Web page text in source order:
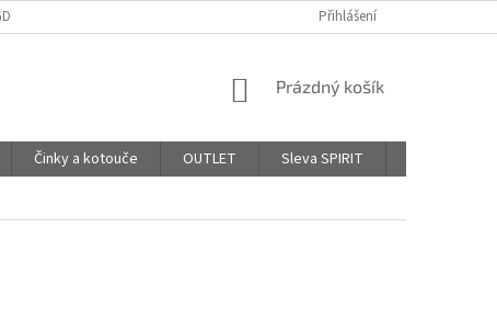
- PODMÍNKY OCHRANY OSOBNÍCH ÚDAJŮ AFFILIATE PROGRAM
Přihlášení
NÁKUPNÍ
Prázdný košík
Činky a kotouče OUTLET Sleva SPIRIT